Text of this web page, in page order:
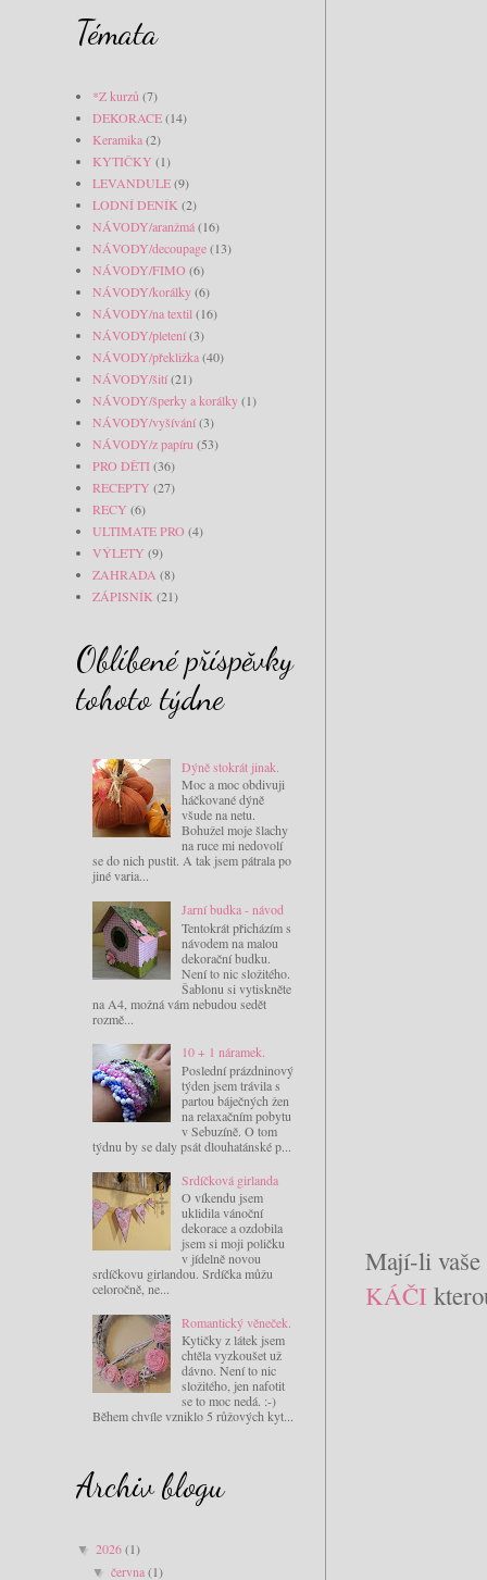
Mají-li vaše
KÁČI
Témata
*Z kurzů (7)
DEKORACE(14)
Keramika(2)
KYTIČKY (1)
LEVANDULE(9)
LODNÍ DENÍK (2)
NÁVODY/aranžmá(16)
NÁVODY/decoupage(13)
NÁVODY/FIMO (6)
NÁVODY/korálky(6)
NÁVODY/na textil (16)
NÁVODY/pletení(3)
NÁVODY/překližka(40)
NÁVODY/šití(21)
NÁVODY/šperky a korálky(1)
NÁVODY/vyšívání(3)
NÁVODY/z papíru (53)
PRO DĚTI(36)
RECEPTY (27)
RECY (6)
ULTIMATE PRO (4)
VÝLETY (9)
ZAHRADA (8)
ZÁPISNÍK (21)
Oblíbené příspěvky
tohoto týdne
Dýně stokrát jinak.
Moc a moc obdivuji
háčkované dýně
všude na netu.
Bohužel moje šlachy
na ruce mi nedovolí
se do nich pustit. A tak jsem pátrala po
jiné varia...
Jarní budka - návod
Tentokrát přicházím s
návodem na malou
dekorační budku.
Není to nic složitého.
Šablonu si vytiskněte
na A4, možná vám nebudou sedět
rozmě...
10 + 1 náramek.
Poslední prázdninový
týden jsem trávila s
partou báječných žen
na relaxačním pobytu
v Sebuzíně. O tom
týdnu by se daly psát dlouhatánské p...
Srdíčková girlanda
O víkendu jsem
uklidila vánoční
dekorace a ozdobila
jsem si moji poličku
v jídelně novou
srdíčkovu girlandou. Srdíčka můžu
celoročně, ne...
Romantický věneček.
Kytičky z látek jsem
chtěla vyzkoušet už
dávno. Není to nic
složitého, jen nafotit
se to moc nedá. :-)
Během chvíle vzniklo 5 růžových kyt...
Archiv blogu
▼ 2026(1)
▼června(1)